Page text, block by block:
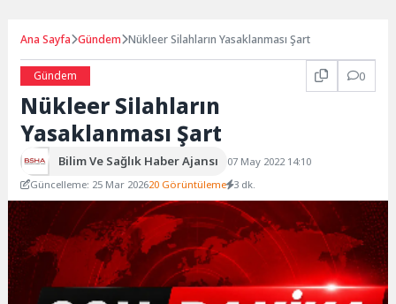
Ana Sayfa Gündem Nükleer Silahların Yasaklanması Şart
Gündem 0
Nükleer Silahların
Yasaklanması Şart
Bilim Ve Sağlık Haber Ajansı
07 May 2022 14:10
Güncelleme: 25 Mar 202620 Görüntüleme 3 dk.